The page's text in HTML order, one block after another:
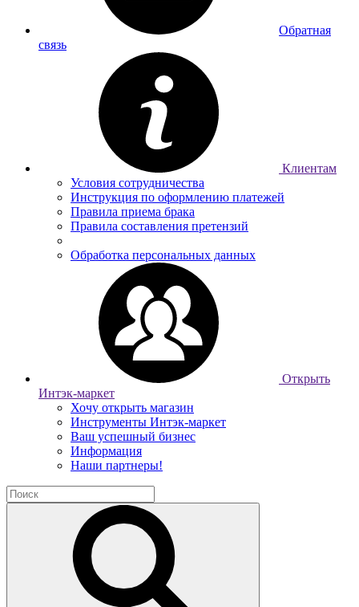
Обратная
связь
Клиентам
Условия сотрудничества
Инструкция по оформлению платежей
Правила приема брака
Правила составления претензий
Обработка персональных данных
Открыть
Интэк-маркет
Хочу открыть магазин
Инструменты Интэк-маркет
Ваш успешный бизнес
Информация
Наши партнеры!